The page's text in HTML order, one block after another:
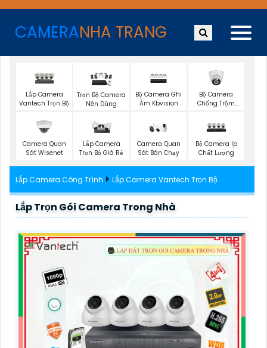
CAMERANHA TRANG
Lắp Camera
Vantech Trọn Bộ
Trọn Bộ Camera
Nên Dùng
Bộ Camera Ghi
Âm Kbvision
Bộ Camera
Chống Trộm
Camera Quan
Sát Wisenet
Lắp Camera
Trọn Bộ Giá Rẻ
Camera Quan
Sát Bán Chạy
Bộ Camera Ip
Chất Lượng
Lắp Camera Công Trình Lắp Camera Vantech Trọn Bộ
Lắp Trọn Gói Camera Trong Nhà